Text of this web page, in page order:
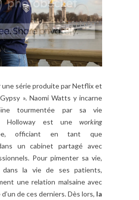
une série produite par Netflix et
». Naomi Watts y incarne
tourmentée par sa vie
Holloway est une working
officiant en tant que
un cabinet partagé avec
Pour pimenter sa vie,
dans la vie de ses patients,
une relation malsaine avec
de ces derniers. Dès lors, la